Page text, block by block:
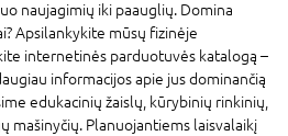
naujagimių iki paauglių. Domina
Apsilankykite mūsų fizinėje
internetinės parduotuvės katalogą –
informacijos apie jus dominančią
edukacinių žaislų, kūrybinių rinkinių,
mašinyčių. Planuojantiems laisvalaikį